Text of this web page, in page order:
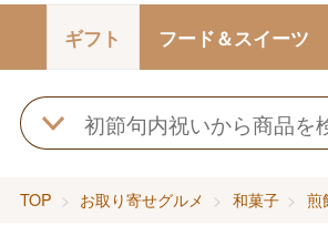
ギフト フード＆スイーツ
TOP お取り寄せグルメ 和菓子 煎